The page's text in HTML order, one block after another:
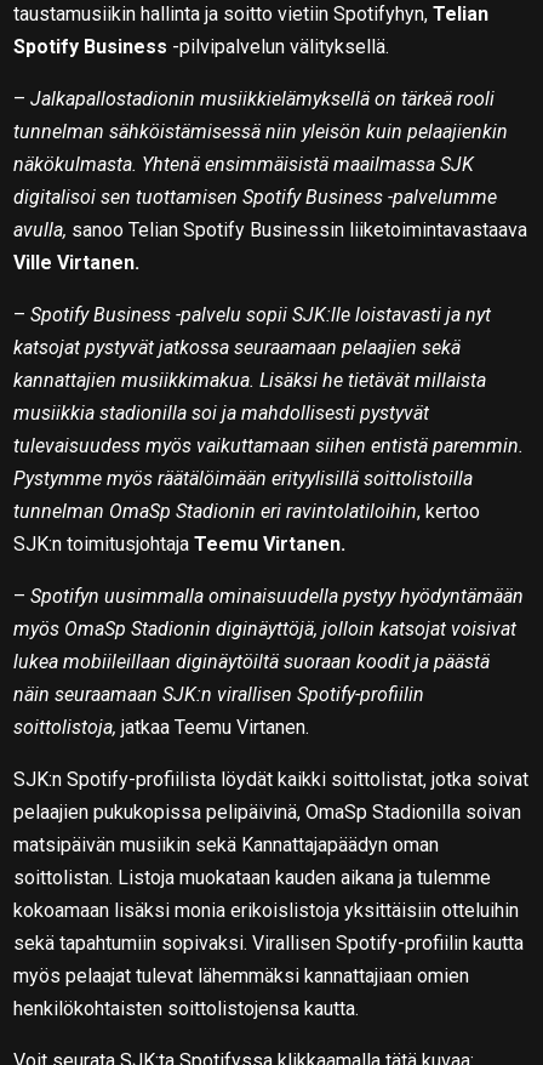
taustamusiikin hallinta ja soitto vietiin Spotifyhyn,Telian
Spotify Business -pilvipalvelun välityksellä.
–Jalkapallostadionin musiikkielämyksellä on tärkeä rooli
tunnelman sähköistämisessä niin yleisön kuin pelaajienkin
näkökulmasta. Yhtenä ensimmäisistä maailmassa SJK
digitalisoi sen tuottamisen Spotify Business -palvelumme
avulla, sanoo Telian Spotify Businessin liiketoimintavastaava
Ville Virtanen.
–Spotify Business -palvelu sopii SJK:lle loistavasti ja nyt
katsojat pystyvät jatkossa seuraamaan pelaajien sekä
kannattajien musiikkimakua. Lisäksi he tietävät millaista
musiikkia stadionilla soi ja mahdollisesti pystyvät
tulevaisuudess myös vaikuttamaan siihen entistä paremmin.
Pystymme myös räätälöimään erityylisillä soittolistoilla
tunnelman OmaSp Stadionin eri ravintolatiloihin, kertoo
SJK:n toimitusjohtajaTeemu Virtanen.
–Spotifyn uusimmalla ominaisuudella pystyy hyödyntämään
myös OmaSp Stadionin diginäyttöjä, jolloin katsojat voisivat
lukea mobiileillaan diginäytöiltä suoraan koodit ja päästä
näin seuraamaan SJK:n virallisen Spotify-profiilin
soittolistoja, jatkaa Teemu Virtanen.
SJK:n Spotify-profiilista löydät kaikki soittolistat, jotka soivat
pelaajien pukukopissa pelipäivinä, OmaSp Stadionilla soivan
matsipäivän musiikin sekä Kannattajapäädyn oman
soittolistan. Listoja muokataan kauden aikana ja tulemme
kokoamaan lisäksi monia erikoislistoja yksittäisiin otteluihin
sekä tapahtumiin sopivaksi. Virallisen Spotify-profiilin kautta
myös pelaajat tulevat lähemmäksi kannattajiaan omien
henkilökohtaisten soittolistojensa kautta.
Voit seurata SJK:ta Spotifyssa klikkaamalla tätä kuvaa: